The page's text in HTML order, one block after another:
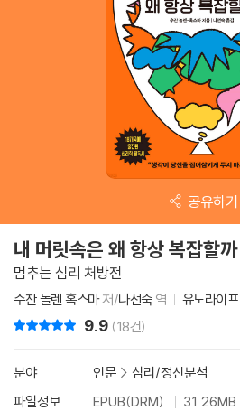
공유하기
내 머릿속은 왜 항상 복잡할까
멈추는 심리 처방전
수잔 놀렌 혹스마저/나선숙역 유노라이프
9.9 (18건)
분야 인문 > 심리/정신분석
파일정보
EPUB(DRM)
31.26MB